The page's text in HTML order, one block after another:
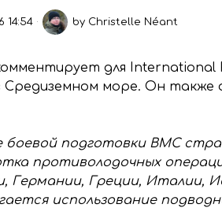
14:54 by Christelle Néant
для International
море. Он также
боевой подготовки ВМС
противолодочных
Германии, Греции, Италии,
использование